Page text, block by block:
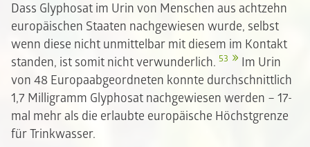
Dass Glyphosat im Urin von Menschen aus achtzehn
europäischen Staaten nachgewiesen wurde, selbst
wenn diese nicht unmittelbar mit diesem im Kontakt
standen, ist somit nicht verwunderlich. 53
Im Urin
von 48 Europaabgeordneten konnte durchschnittlich
1,7 Milligramm Glyphosat nachgewiesen werden – 17-
mal mehr als die erlaubte europäische Höchstgrenze
für Trinkwasser.